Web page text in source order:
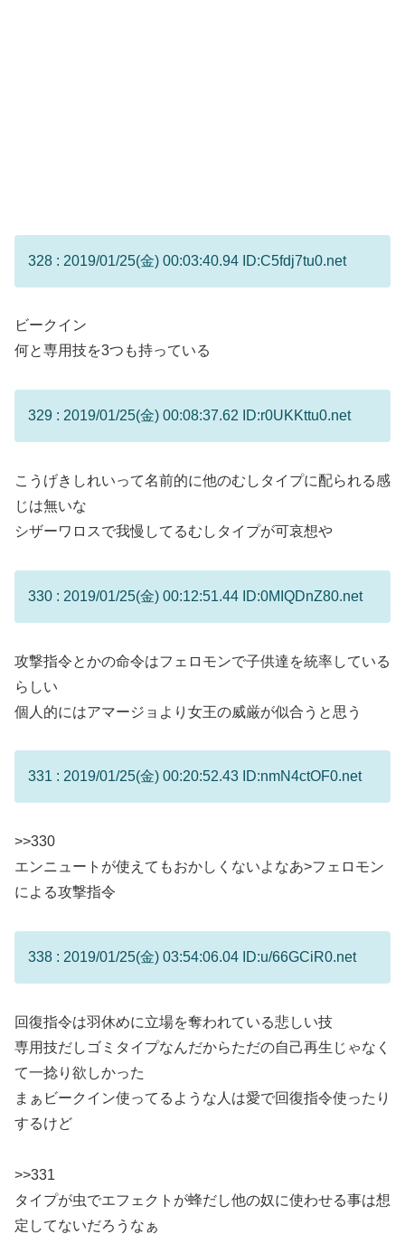
328 : 2019/01/25(金) 00:03:40.94 ID:C5fdj7tu0.net
ビークイン
何と専用技を3つも持っている
329 : 2019/01/25(金) 00:08:37.62 ID:r0UKKttu0.net
こうげきしれいって名前的に他のむしタイプに配られる感
じは無いな
シザーワロスで我慢してるむしタイプが可哀想や
330 : 2019/01/25(金) 00:12:51.44 ID:0MIQDnZ80.net
攻撃指令とかの命令はフェロモンで子供達を統率している
らしい
個人的にはアマージョより女王の威厳が似合うと思う
331 : 2019/01/25(金) 00:20:52.43 ID:nmN4ctOF0.net
>>330
エンニュートが使えてもおかしくないよなあ>フェロモン
による攻撃指令
338 : 2019/01/25(金) 03:54:06.04 ID:u/66GCiR0.net
回復指令は羽休めに立場を奪われている悲しい技
専用技だしゴミタイプなんだからただの自己再生じゃなく
て一捻り欲しかった
まぁビークイン使ってるような人は愛で回復指令使ったり
するけど
>>331
タイプが虫でエフェクトが蜂だし他の奴に使わせる事は想
定してないだろうなぁ